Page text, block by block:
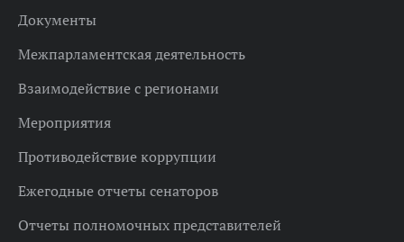
Документы
Межпарламентская деятельность
Взаимодействие с регионами
Мероприятия
Противодействие коррупции
Ежегодные отчеты сенаторов
Отчеты полномочных представителей